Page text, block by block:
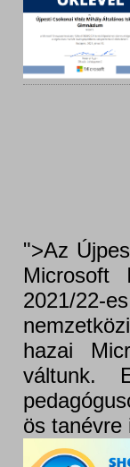
">Az
Microsoft
2021/
hazai
váltunk.
ös tanévre